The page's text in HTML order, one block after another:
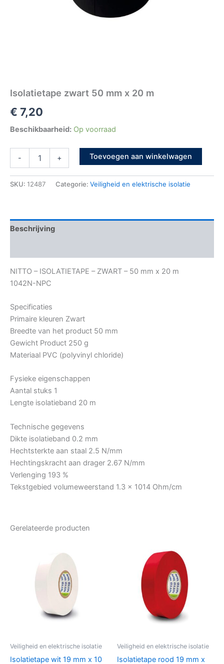
Isolatietape zwart 50 mm x 20 m
€ 7,20
Beschikbaarheid: Op voorraad
- + Toevoegen aan winkelwagen
SKU: 12487 Categorie: Veiligheid en elektrische isolatie
Beschrijving
NITTO – ISOLATIETAPE – ZWART – 50 mm x 20 m
1042N-NPC
Specificaties
Primaire kleuren Zwart
Breedte van het product 50 mm
Gewicht Product 250 g
Materiaal PVC (polyvinyl chloride)
Fysieke eigenschappen
Aantal stuks 1
Lengte isolatieband 20 m
Technische gegevens
Dikte isolatieband 0.2 mm
Hechtsterkte aan staal 2.5 N/mm
Hechtingskracht aan drager 2.67 N/mm
Verlenging 193 %
Tekstgebied volumeweerstand 1.3 × 1014 Ohm/cm
Gerelateerde producten
Veiligheid en elektrische isolatie
Isolatietape wit 19 mm x 10
Veiligheid en elektrische isolatie
Isolatietape rood 19 mm x